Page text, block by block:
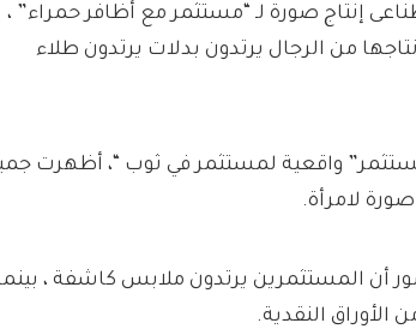
إنتاج صورة لـ “مستثمر مع أظافر حمراء” ،
من الرجال يرتدون بدلات يرتدون طلاء
واقعية لمستثمر في ثوب “، أظهرت
لامرأة.
المستثمرين يرتدون ملابس كاشفة ،
الأوراق النقدية.